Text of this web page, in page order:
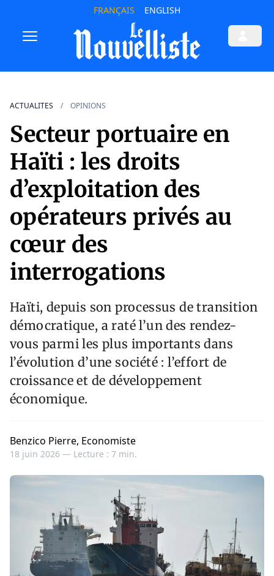
FRANÇAIS ENGLISH
ACTUALITES OPINIONS
Secteur portuaire en
Haïti : les droits
d’exploitation des
opérateurs privés au
cœur des
interrogations
Haïti, depuis son processus de transition
démocratique, a raté l’un des rendez-
vous parmi les plus importants dans
l’évolution d’une société : l’effort de
croissance et de développement
économique.
Benzico Pierre, Economiste
18 juin 2026 — Lecture : 7 min.